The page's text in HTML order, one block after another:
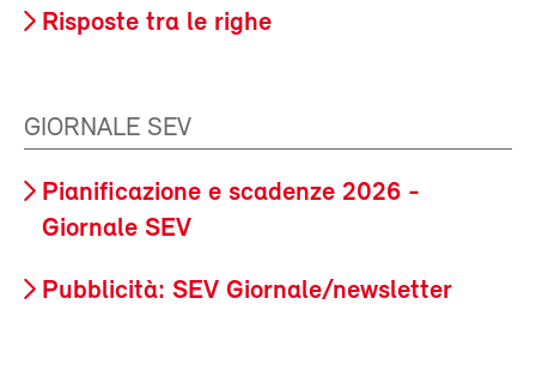
Risposte tra le righe
GIORNALE SEV
Pianificazione e scadenze 2026 -
Giornale SEV
Pubblicità: SEV Giornale/newsletter